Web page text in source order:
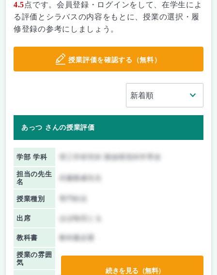
4.5点です。会員登録・ログインをして、在学生によ
る評価とシラバスの内容をもとに、授業の選択・履
修登録の参考にしましょう。
授業評価を確認する（無料）
あっつ さんの授業評価
学部 学科 理工学研究科 開放環境科学専攻
担当の先生
名
武藤雅威先生
授業種別
出席 ほぼ毎回とる
教科書 教科書必要
授業の雰囲
気
続きを見る（無料）